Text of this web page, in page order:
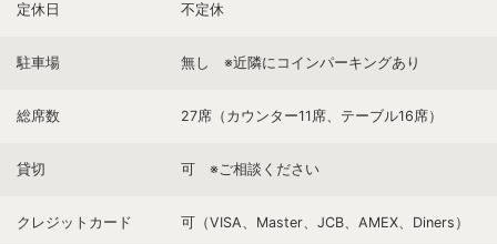
定休日 不定休
駐車場 無し ※近隣にコインパーキングあり
総席数 27席（カウンター11席、テーブル16席）
貸切 可 ※ご相談ください
クレジットカード 可（VISA、Master、JCB、AMEX、Diners）